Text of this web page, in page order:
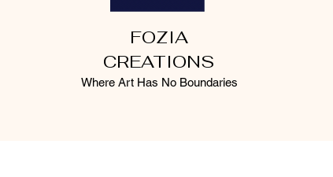
FOZIA
CREATIONS
Where Art Has No Boundaries